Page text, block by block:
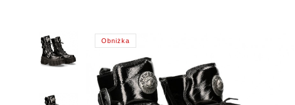
Obniżka